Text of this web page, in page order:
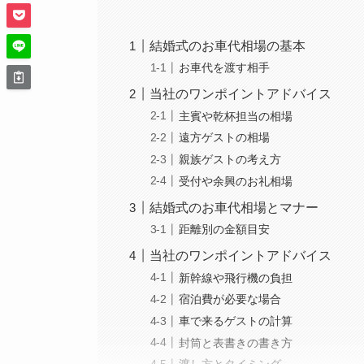
結婚式のお車代相場の基本
お車代を渡す相手
当社のワンポイントアドバイス
主賓や乾杯担当の相場
遠方ゲストの相場
親族ゲストの考え方
受付や余興のお礼相場
結婚式のお車代相場とマナー
距離別の金額目安
当社のワンポイントアドバイス
新幹線や飛行機の負担
宿泊費が必要な場合
車で来るゲストの計算
封筒と表書きの書き方